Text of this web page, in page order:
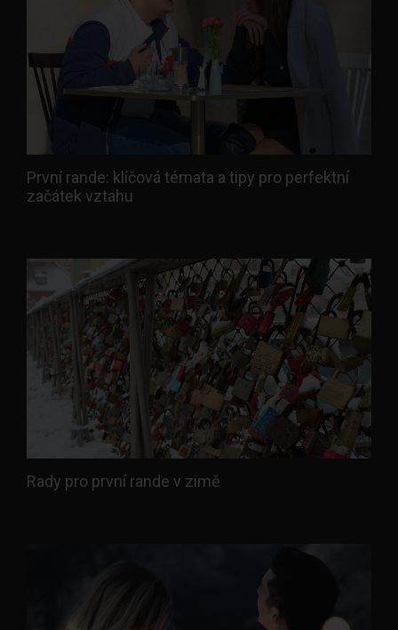
První rande: klíčová témata a tipy pro perfektní
začátek vztahu
Rady pro první rande v zimě